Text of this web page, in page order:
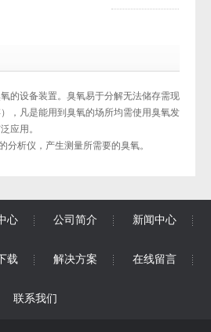
的设备装置。臭氧易于分解无法储存需现场制
，凡是能用到臭氧的场所均需使用臭氧发生器
应用。
分析仪，产生测量所需要的臭氧。
心 公司简介 新闻中心
载 解决方案 在线留言
联系我们